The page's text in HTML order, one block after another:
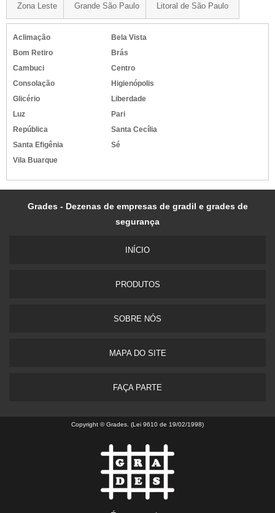
Zona Leste Grande São Paulo Litoral de São Paulo
Aclimação
Bela Vista
Bom Retiro
Brás
Cambuci
Centro
Consolação
Higienópolis
Glicério
Liberdade
Luz
Pari
República
Santa Cecília
Santa Efigênia
Sé
Vila Buarque
Grades - Dezenas de empresas de gradil e grades de
segurança
INÍ­CIO
PRODUTOS
SOBRE NÓS
MAPA DO SITE
FAÇA PARTE
Copyright © Grades. (Lei 9610 de 19/02/1998)